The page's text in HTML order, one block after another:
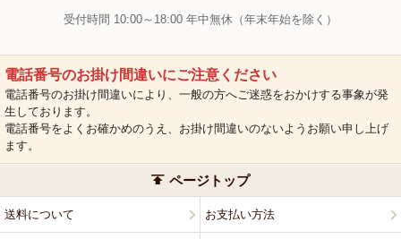
受付時間 10:00～18:00 年中無休（年末年始を除く）
電話番号のお掛け間違いにご注意ください
電話番号のお掛け間違いにより、一般の方へご迷惑をおかけする事象が発
生しております。
電話番号をよくお確かめのうえ、お掛け間違いのないようお願い申し上げ
ます。
ページトップ
送料について お支払い方法